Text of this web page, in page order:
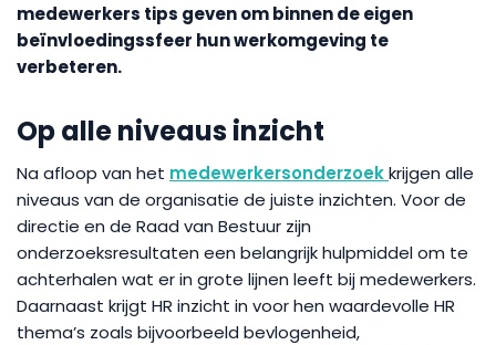
medewerkers tips geven om binnen de eigen
beïnvloedingssfeer hun werkomgeving te
verbeteren.
Op alle niveaus inzicht
Na afloop van het medewerkersonderzoekkrijgen alle
niveaus van de organisatie de juiste inzichten. Voor de
directie en de Raad van Bestuur zijn
onderzoeksresultaten een belangrijk hulpmiddel om te
achterhalen wat er in grote lijnen leeft bij medewerkers.
Daarnaast krijgt HR inzicht in voor hen waardevolle HR
thema’s zoals bijvoorbeeld bevlogenheid,